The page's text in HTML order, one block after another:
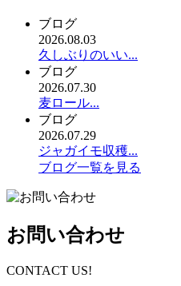
ブログ
2026.08.03
久しぶりのいい...
ブログ
2026.07.30
麦ロール...
ブログ
2026.07.29
ジャガイモ収穫...
ブログ一覧を見る
お問い合わせ
CONTACT US!